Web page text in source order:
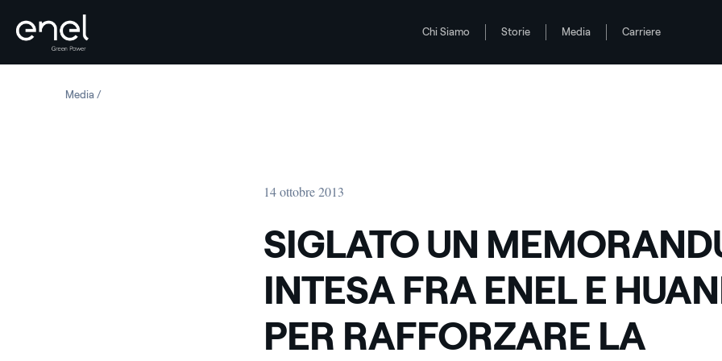
Chi Siamo Storie Media Carriere
MediaSIGLATO UN MEMORANDUM D INTESA FRA ENEL E HUANENG PER RAFFORZARE LA COOPERAZIONE NELLA GENERAZIONE
14 ottobre 2013
SIGLATO UN
INTESA FRA ENEL E
PER RAFFORZARE LA